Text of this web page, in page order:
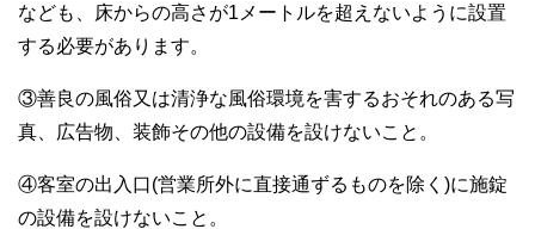
なども、床からの高さが1メートルを超えないように設置
する必要があります。
③善良の風俗又は清浄な風俗環境を害するおそれのある写
真、広告物、装飾その他の設備を設けないこと。
④客室の出入口(営業所外に直接通ずるものを除く)に施錠
の設備を設けないこと。